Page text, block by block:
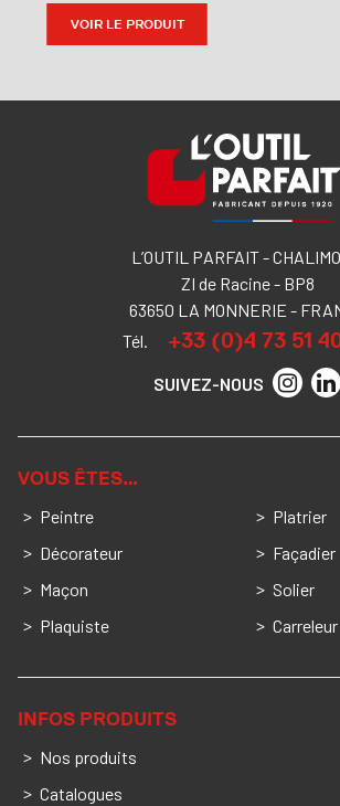
VOIR LE PRODUIT
L’OUTIL PARFAIT -
ZI de Racine - BP8
63650 LA MONNERIE -
Tél.
+33 (0)4 73 51
SUIVEZ-NOUS
VOUS ÊTES…
Peintre
Décorateur
Maçon
Plaquiste
Platrier
Façadier
Solier
Carreleur
INFOS PRODUITS
Nos produits
Catalogues